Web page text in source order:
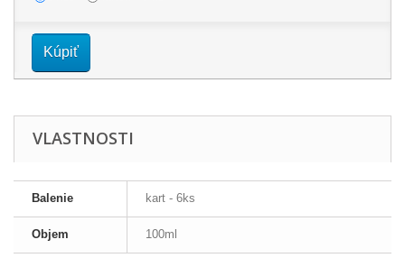
Kúpiť
VLASTNOSTI
Balenie kart - 6ks
Objem 100ml